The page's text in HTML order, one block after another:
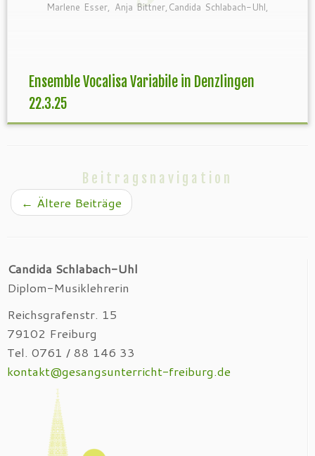
Marlene Esser, Anja Bittner,Candida Schlabach-Uhl,
Ensemble Vocalisa Variabile in Denzlingen
22.3.25
Beitragsnavigation
← Ältere Beiträge
Candida Schlabach-Uhl
Diplom-Musiklehrerin
Reichsgrafenstr. 15
79102 Freiburg
Tel. 0761 / 88 146 33
kontakt@gesangsunterricht-freiburg.de